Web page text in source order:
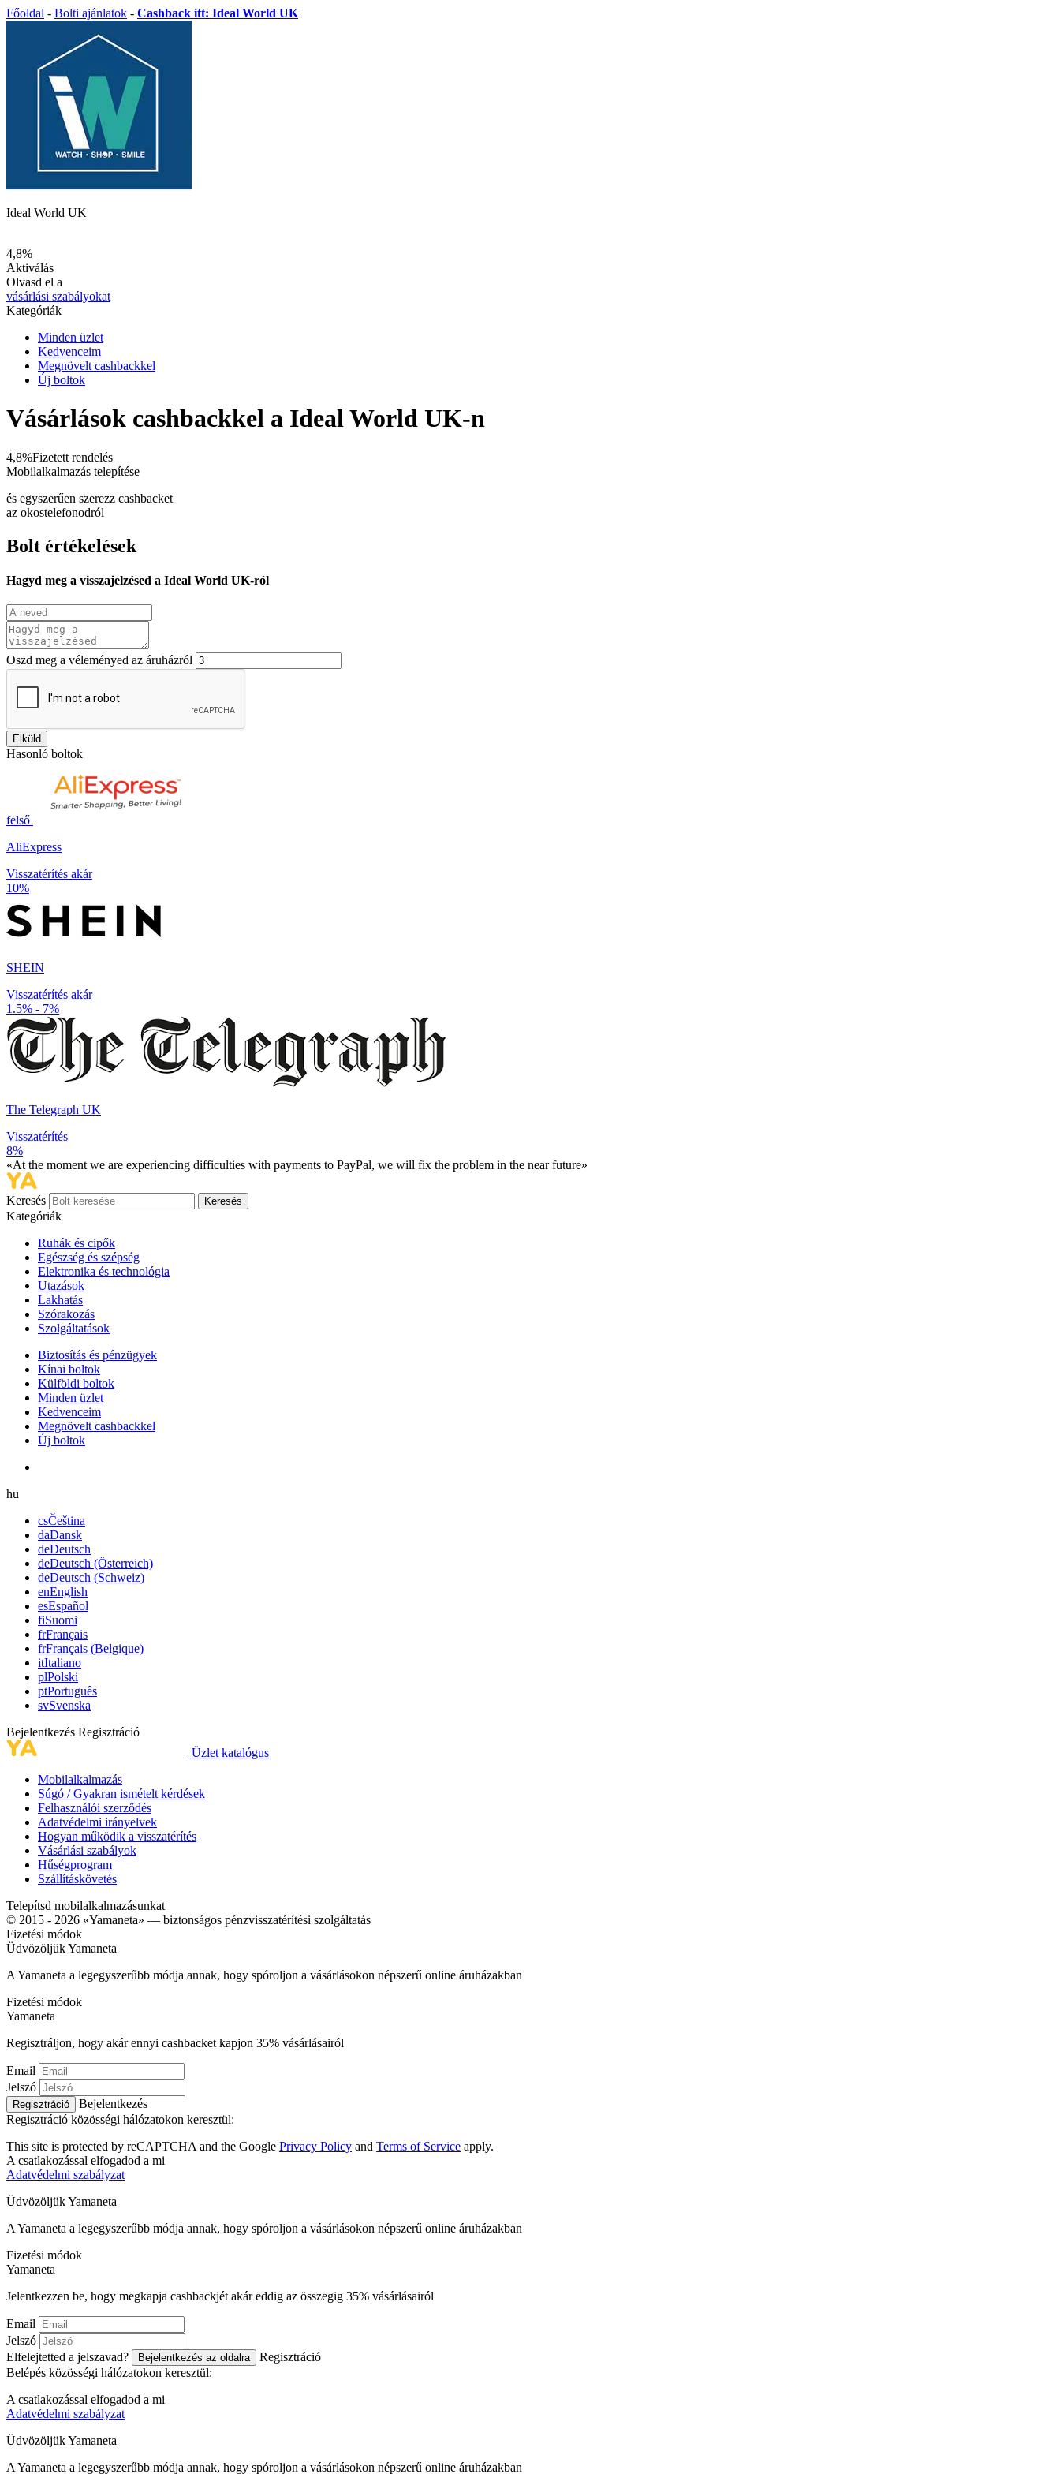
Főoldal - Bolti ajánlatok - Cashback itt: Ideal World UK
Ideal World UK
4,8%
Aktiválás
Olvasd el a
vásárlási szabályokat
Kategóriák
Minden üzlet
Kedvenceim
Megnövelt cashbackkel
Új boltok
Vásárlások cashbackkel a Ideal World UK-n
4,8%Fizetett rendelés
Mobilalkalmazás telepítése
és egyszerűen szerezz cashbacket
az okostelefonodról
Bolt értékelések
Hagyd meg a visszajelzésed a Ideal World UK-ról
Oszd meg a véleményed az áruházról
Elküld
Hasonló boltok
felső
AliExpress
Visszatérítés akár
10%
SHEIN
Visszatérítés akár
1.5% - 7%
The Telegraph UK
Visszatérítés
8%
«At the moment we are experiencing difficulties with payments to PayPal, we will fix the problem in the near future»
Keresés Keresés
Kategóriák
Ruhák és cipők
Egészség és szépség
Elektronika és technológia
Utazások
Lakhatás
Szórakozás
Szolgáltatások
Biztosítás és pénzügyek
Kínai boltok
Külföldi boltok
Minden üzlet
Kedvenceim
Megnövelt cashbackkel
Új boltok
hu
csČeština
daDansk
deDeutsch
deDeutsch (Österreich)
deDeutsch (Schweiz)
enEnglish
esEspañol
fiSuomi
frFrançais
frFrançais (Belgique)
itItaliano
plPolski
ptPortuguês
svSvenska
Bejelentkezés Regisztráció
Üzlet katalógus
Mobilalkalmazás
Súgó / Gyakran ismételt kérdések
Felhasználói szerződés
Adatvédelmi irányelvek
Hogyan működik a visszatérítés
Vásárlási szabályok
Hűségprogram
Szállításkövetés
Telepítsd mobilalkalmazásunkat
© 2015 - 2026 «Yamaneta» — biztonságos pénzvisszatérítési szolgáltatás
Fizetési módok
ÜdvözöljükYamaneta
A Yamaneta a legegyszerűbb módja annak, hogy spóroljon a vásárlásokon népszerű online áruházakban
Fizetési módok
Yamaneta
Regisztráljon, hogy akár ennyi cashbacket kapjon 35% vásárlásairól
Email
Jelszó
Regisztráció
Bejelentkezés
Regisztráció közösségi hálózatokon keresztül:
This site is protected by reCAPTCHA and the Google Privacy Policy and Terms of Service apply.
A csatlakozással elfogadod a mi
Adatvédelmi szabályzat
ÜdvözöljükYamaneta
A Yamaneta a legegyszerűbb módja annak, hogy spóroljon a vásárlásokon népszerű online áruházakban
Fizetési módok
Yamaneta
Jelentkezzen be, hogy megkapja cashbackjét akár eddig az összegig 35% vásárlásairól
Email
Jelszó
Elfelejtetted a jelszavad?
Bejelentkezés az oldalra
Regisztráció
Belépés közösségi hálózatokon keresztül:
A csatlakozással elfogadod a mi
Adatvédelmi szabályzat
ÜdvözöljükYamaneta
A Yamaneta a legegyszerűbb módja annak, hogy spóroljon a vásárlásokon népszerű online áruházakban